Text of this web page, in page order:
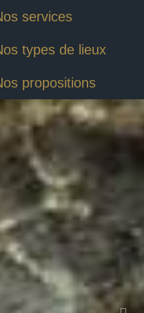
services
types de lieux
propositions